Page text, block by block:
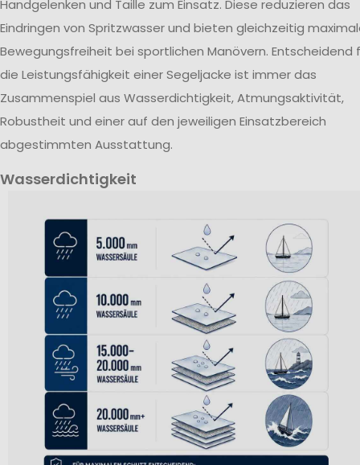
Handgelenken und Taille zum Einsatz. Diese reduzieren das
Eindringen von Spritzwasser und bieten gleichzeitig
Bewegungsfreiheit bei sportlichen Manövern. Entscheidend
die Leistungsfähigkeit einer Segeljacke ist immer das
Zusammenspiel aus Wasserdichtigkeit, Atmungsaktivität,
Robustheit und einer auf den jeweiligen Einsatzbereich
abgestimmten Ausstattung.
Wasserdichtigkeit